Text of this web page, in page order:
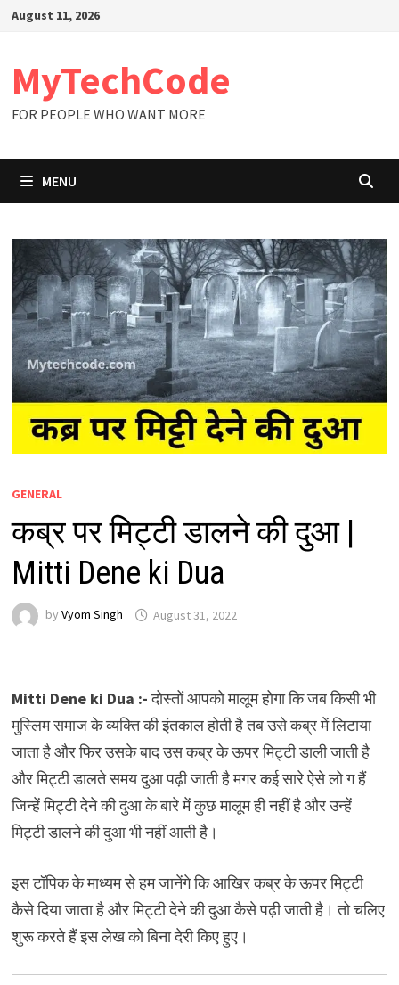
SkipAugust 11, 2026
MyTechCode
FOR PEOPLE WHO WANT MORE
MENU
GENERAL
कब्र पर मिट्टी डालने की दुआ |
Mitti Dene ki Dua
by Vyom Singh August 31, 2022
Mitti Dene ki Dua :-दोस्तों आपको मालूम होगा कि जब किसी भी
मुस्लिम समाज के व्यक्ति की इंतकाल होती है तब उसे कब्र में लिटाया
जाता है और फिर उसके बाद उस कब्र के ऊपर मिट्टी डाली जाती है
और मिट्टी डालते समय दुआ पढ़ी जाती है मगर कई सारे ऐसे लो ग हैं
जिन्हें मिट्टी देने की दुआ के बारे में कुछ मालूम ही नहीं है और उन्हें
मिट्टी डालने की दुआ भी नहीं आती है।
इस टॉपिक के माध्यम से हम जानेंगे कि आखिर कब्र के ऊपर मिट्टी
कैसे दिया जाता है और मिट्टी देने की दुआ कैसे पढ़ी जाती है। तो चलिए
शुरू करते हैं इस लेख को बिना देरी किए हुए।